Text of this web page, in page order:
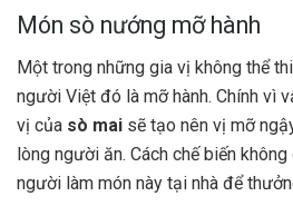
Món sò nướng mỡ hành
Một trong những gia vị không thể
người Việt đó là mỡ hành. Chính vì
vị của sò mai sẽ tạo nên vị mỡ
lòng người ăn. Cách chế biến
người làm món này tại nhà để